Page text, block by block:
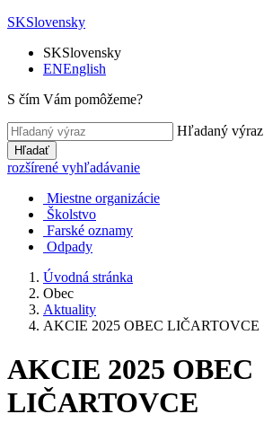
SKSlovensky
SKSlovensky
ENEnglish
S čím Vám pomôžeme?
Hľadaný výraz
Hľadať
rozšírené vyhľadávanie
Miestne organizácie
Školstvo
Farské oznamy
Odpady
Úvodná stránka
Obec
Aktuality
AKCIE 2025 OBEC LIČARTOVCE
AKCIE 2025 OBEC
LIČARTOVCE